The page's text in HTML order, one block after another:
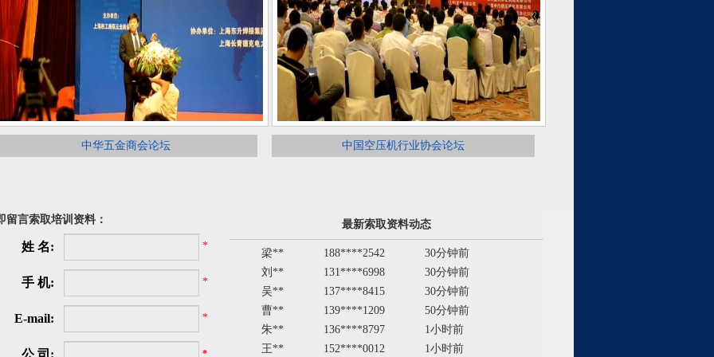
中华五金商会论坛 中国空压机行业协会论坛
言索取培训资料：
姓 名: *
手 机: *
E-mail: *
公 司: *
最新索取资料动态
梁** 188****2542
30分钟前
刘**
131****6998
30分钟前
吴**
137****8415
30分钟前
曹**
139****1209
50分钟前
朱**
136****8797
1小时前
王**
152****0012 1小时前